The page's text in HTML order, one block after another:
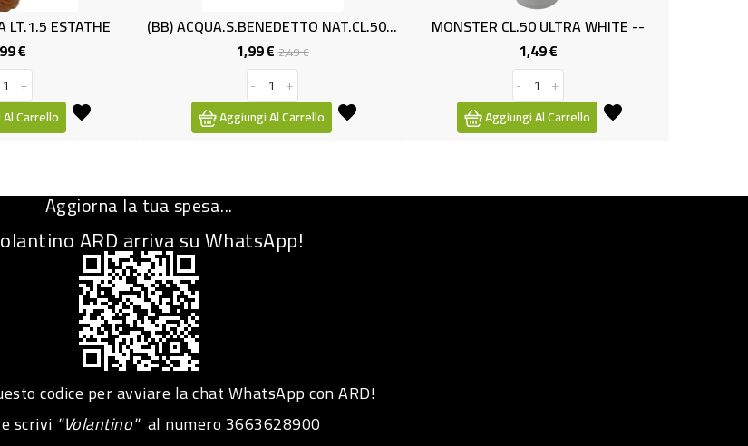
ESTATHE
€Prezzo
(BB) ACQUA.S.BENEDETTO NAT.CL.50X12
1,99 €Prezzo
base
2,49 €Prezzo
Aggiungi Al Carrello
MONSTER CL.50 ULTRA WHITE --
1,49 €Prezzo
Aggiungi Al Carrello
Aggiorna la tua spesa...
ARD arriva su WhatsApp!
codice per avviare la chat WhatsApp con ARD!
scrivi"Volantino"al numero3663628900